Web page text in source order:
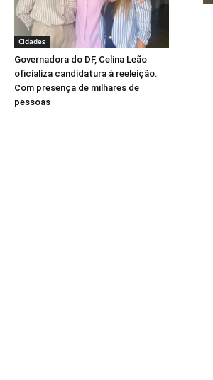
Cidades
Governadora do DF, Celina Leão
oficializa candidatura à reeleição.
Com presença de milhares de
pessoas